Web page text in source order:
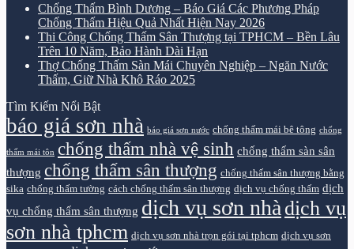
Chống Thấm Bình Dương – Báo Giá Các Phương Pháp
Chống Thấm Hiệu Quả Nhất Hiện Nay 2026
Thi Công Chống Thấm Sân Thượng tại TPHCM – Bền Lâu
Trên 10 Năm, Bảo Hành Dài Hạn
Thợ Chống Thấm Sàn Mái Chuyên Nghiệp – Ngăn Nước
Thấm, Giữ Nhà Khô Ráo 2025
Tìm Kiếm Nổi Bật
báo giá sơn nhà báo giá sơn nước chống thấm mái bê tông chống
thấm mái tôn chống thấm nhà vệ sinh chống thấm sàn sân
thượng chống thấm sân thượng chống thấm sân thượng bằng
sika chống thấm tường cách chống thấm sân thượng dịch vụ chống thấm dịch
vụ chống thấm sân thượng dịch vụ sơn nhà dịch vụ
sơn nhà tphcm dịch vụ sơn nhà trọn gói tại tphcm dịch vụ sơn